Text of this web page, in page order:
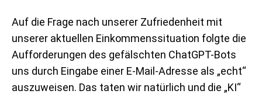
Auf die Frage nach unserer Zufriedenheit mit
unserer aktuellen Einkommenssituation folgte die
Aufforderungen des gefälschten ChatGPT-Bots
uns durch Eingabe einer E-Mail-Adresse als „echt“
auszuweisen. Das taten wir natürlich und die „KI“